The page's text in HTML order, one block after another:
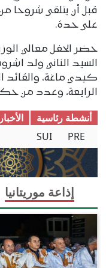
قبل أن يتلقى شروحا
على حدة.
حضر الحفل معالي
السيد الناني ولد
كيدي ماغة،
الرابعة، وعدد من
أنشطة رئاسية الأخبار
PRE
SUI
إذاعة موريتانيا